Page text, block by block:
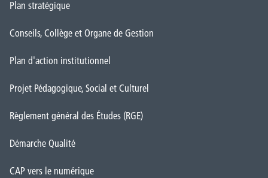
Plan stratégique
Conseils, Collège et Organe de Gestion
Plan d'action institutionnel
Projet Pédagogique, Social et Culturel
Règlement général des Études (RGE)
Démarche Qualité
CAP vers le numérique